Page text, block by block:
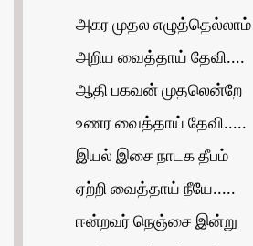
அகர முதல எழுத்தெல்லாம்
அறிய வைத்தாய் தேவி....
ஆதி பகவன் முதலென்றே
உணர வைத்தாய் தேவி.....
இயல் இசை நாடக தீபம்
ஏற்றி வைத்தாய் நீயே.....
ஈன்றவர் நெஞ்சை இன்று